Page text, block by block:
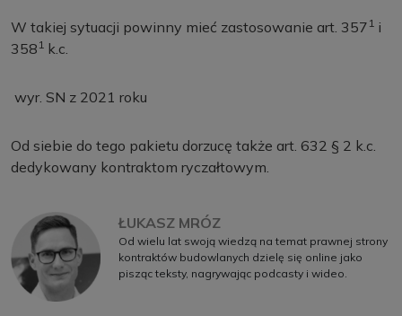
W takiej sytuacji powinny mieć zastosowanie art. 357 1 i
358 1 k.c.
wyr. SN z 2021 roku
Od siebie do tego pakietu dorzucę także art. 632 § 2 k.c.
dedykowany kontraktom ryczałtowym.
ŁUKASZ MRÓZ
Od wielu lat swoją wiedzą na temat prawnej strony
kontraktów budowlanych dzielę się online jako
pisząc teksty, nagrywając podcasty i wideo.